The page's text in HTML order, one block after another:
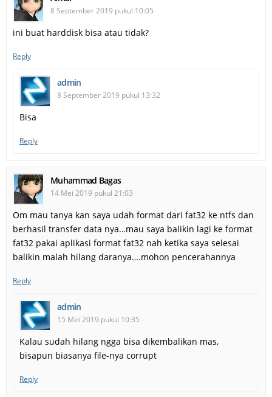
8 September 2019 pukul 10:05
ini buat harddisk bisa atau tidak?
Reply
admin
8 September 2019 pukul 13:32
Bisa
Reply
Muhammad Bagas
14 Mei 2019 pukul 21:03
Om mau tanya kan saya udah format dari fat32 ke ntfs dan
berhasil transfer data nya…mau saya balikin lagi ke format
fat32 pakai aplikasi format fat32 nah ketika saya selesai
balikin malah hilang daranya….mohon pencerahannya
Reply
admin
15 Mei 2019 pukul 10:35
Kalau sudah hilang ngga bisa dikembalikan mas,
bisapun biasanya file-nya corrupt
Reply